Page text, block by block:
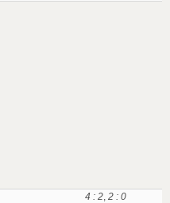
4 : 2, 2 : 0